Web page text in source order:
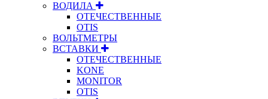
ВОДИЛА
ОТЕЧЕСТВЕННЫЕ
OTIS
ВОЛЬТМЕТРЫ
ВСТАВКИ
ОТЕЧЕСТВЕННЫЕ
KONE
MONITOR
OTIS